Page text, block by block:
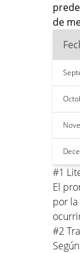
de
#1
El
por
#2